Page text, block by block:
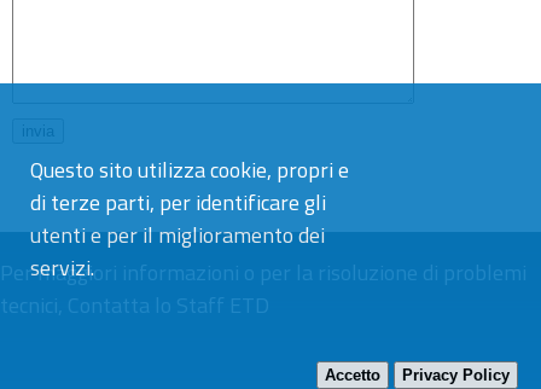
Questo sito utilizza cookie, propri e
di terze parti, per identificare gli
utenti e per il miglioramento dei
servizi.
Accetto Privacy Policy
Per maggiori informazioni o per la risoluzione di problemi
tecnici, Contatta lo Staff ETD